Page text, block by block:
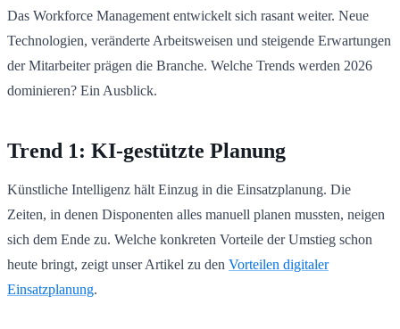
Das Workforce Management entwickelt sich rasant weiter. Neue
Technologien, veränderte Arbeitsweisen und steigende Erwartungen
der Mitarbeiter prägen die Branche. Welche Trends werden 2026
dominieren? Ein Ausblick.
Trend 1: KI-gestützte Planung
Künstliche Intelligenz hält Einzug in die Einsatzplanung. Die
Zeiten, in denen Disponenten alles manuell planen mussten, neigen
sich dem Ende zu. Welche konkreten Vorteile der Umstieg schon
heute bringt, zeigt unser Artikel zu den Vorteilen digitaler
Einsatzplanung.